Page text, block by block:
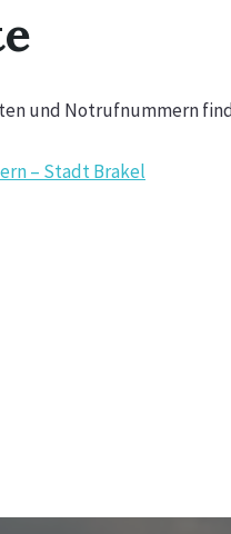
und Notrufnummern
– Stadt Brakel